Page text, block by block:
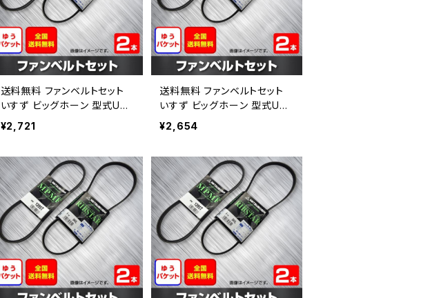
送料無料 ファンベルトセット
いすず ビッグホーン 型式UBS
69 H03.12～ （国内トップメー
カー） 2本セット HAB-1344
¥2,721
送料無料 ファンベルトセット
いすず ビッグホーン 型式UBS
69 H03.12～ （国内トップメー
カー） 2本セット HAB-1365
¥2,654